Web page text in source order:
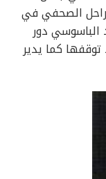
الصحفي في
الباسوسي دور
كما يدير